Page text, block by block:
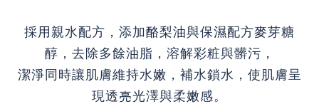
採用親水配方， 添加酪梨油與保濕配方麥芽糖
醇， 去除多餘油脂，溶解彩粧與髒污，
潔淨同時讓肌膚維持水嫩， 補水鎖水，使肌膚呈
現透亮光澤與柔嫩感。